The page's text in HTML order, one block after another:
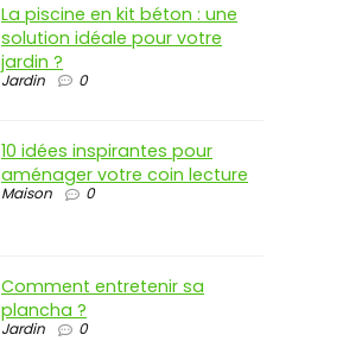
La piscine en kit béton : une
solution idéale pour votre
jardin ?
Jardin 0
10 idées inspirantes pour
aménager votre coin lecture
Maison 0
Comment entretenir sa
plancha ?
Jardin 0